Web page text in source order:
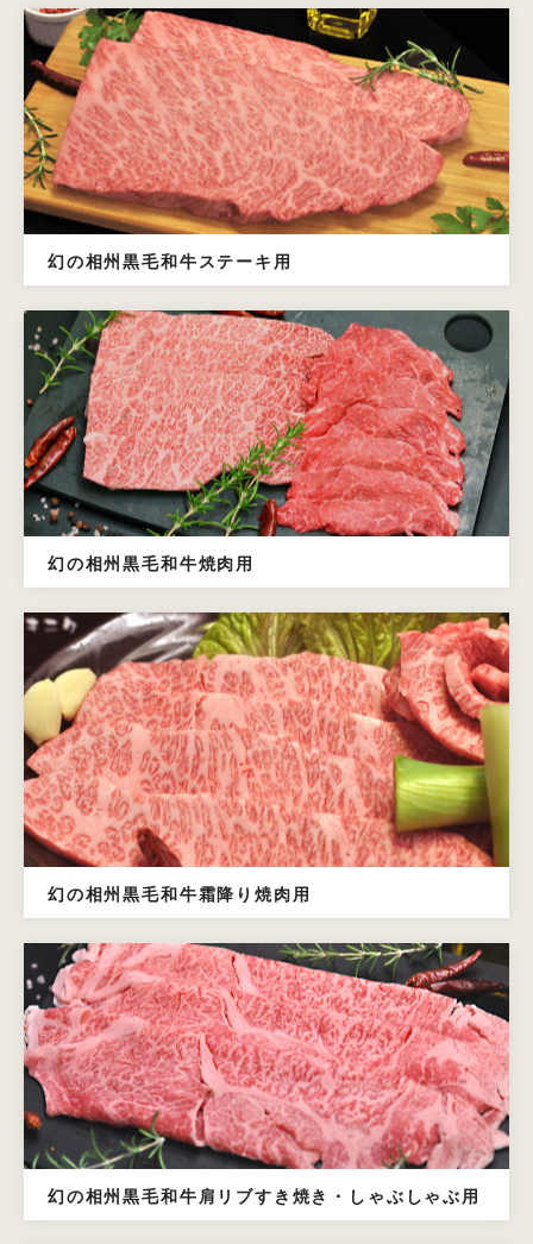
幻の相州黒毛和牛ステーキ用
幻の相州黒毛和牛焼肉用
幻の相州黒毛和牛霜降り焼肉用
幻の相州黒毛和牛肩リブすき焼き・しゃぶしゃぶ用